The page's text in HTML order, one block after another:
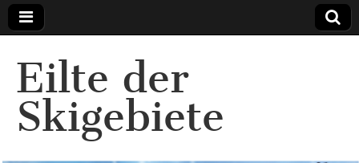
Eilte der
Skigebiete